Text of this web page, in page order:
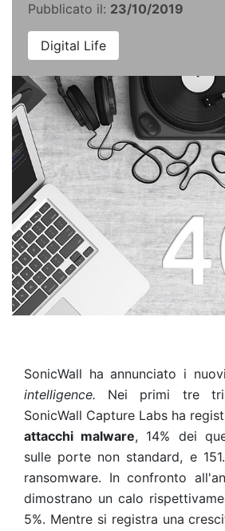
Pubblicato il: 23/10/2019
Digital Life
SonicWall haannunciato i
intelligence. Nei primi tre
SonicWall Capture Labs ha
attacchi malware, 14% dei
sulle porte non standard, e
ransomware. In confronto
dimostrano un calo
5%. Mentre si registra una